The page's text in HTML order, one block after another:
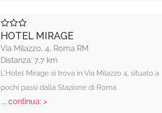
HOTEL MIRAGE
Via Milazzo, 4, Roma RM
Distanza: 7,7 km
L’Hotel Mirage si trova in Via Milazzo 4, situato a
pochi passi dalla Stazione di Roma
... continua: >